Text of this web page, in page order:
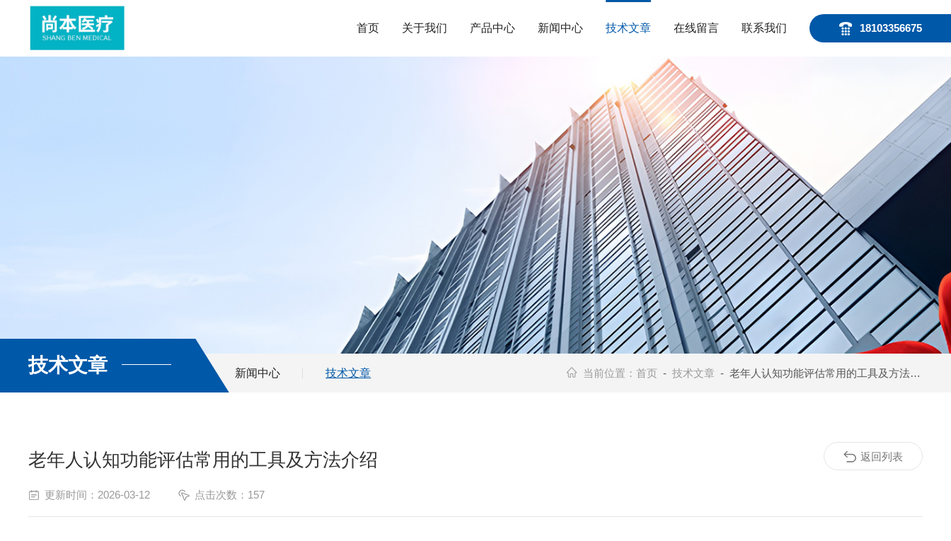
18103356675
首页 关于我们 产品中心 新闻中心 技术文章 在线留言 联系我们
技术文章 新闻中心 技术文章 当前位置：首页 -技术文章 - 老年人认知功能评估常用的工具及方法介绍
老年人认知功能评估常用的工具及方法介绍
更新时间：2026-03-12 点击次数：157
返回列表